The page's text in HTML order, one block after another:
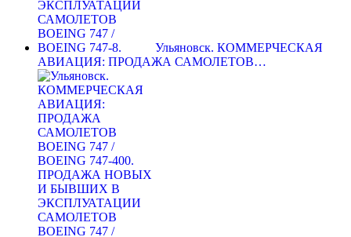
Ульяновск. КОММЕРЧЕСКАЯ
АВИАЦИЯ: ПРОДАЖА САМОЛЕТОВ…